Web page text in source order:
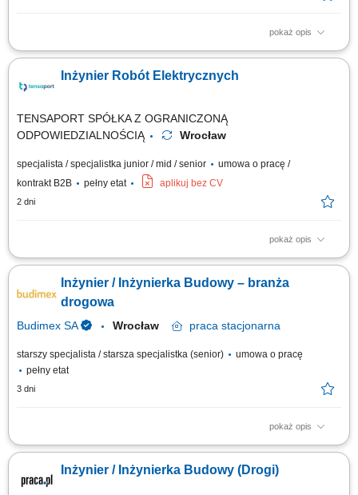
pokaż opis
Opis stanowiska: Nadzorowanie zgodności realizowanych prac z
dostawami materiałów, w tym weryfikacja ich jakości, liczby oraz terminów
dotarcia na budowę. Odpowiedzialność za sprawne przygotowanie
Inżynier Robót Elektrycznych
TENSAPORT SPÓŁKA Z OGRANICZONĄ
ODPOWIEDZIALNOŚCIĄ
Wrocław
specjalista / specjalistka junior / mid / senior
umowa o pracę /
kontrakt B2B
pełny etat aplikuj bez CV
2 dni
pokaż opis
Zakres zadań: Bezpośredni nadzór nad wykonywanymi robotami przy
wymaganiami inwestora, dokumentacją techniczną oraz przepisami BHP;
Kontrola jakości, terminowości i stanu zaawansowania robót
Inżynier / Inżynierka Budowy – branża
drogowa
Budimex SA Wrocław praca stacjonarna
starszy specjalista / starsza specjalistka (senior)
umowa o pracę
pełny etat
3 dni
pokaż opis
Twoje przyszłe zadania:‎ organizacja pracy zespołu podwykonawców oraz
przygotowywanie dokumentacji do odbiorów częściowych, końcowych,
weryfikacja dokumentacji projektowej i jej dystrybucja; współpraca z...
Inżynier / Inżynierka Budowy (Drogi)